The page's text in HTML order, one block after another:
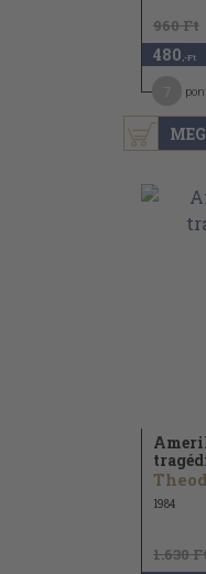
960 Ft
480 ,-Ft
1984
1.630